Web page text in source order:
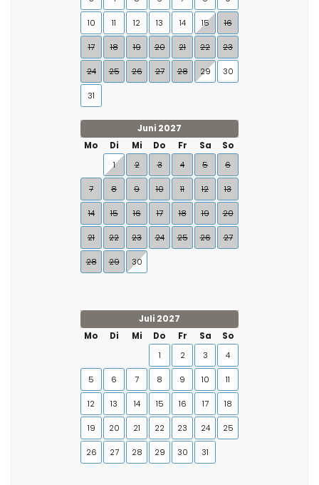
10 11 12 13 14 15 16
17 18 19 20 21 22 23
24 25 26 27 28 29 30
31
Juni 2027
Mo
Di Mi Do Fr Sa
So
1
2 3 4 5 6
7 8 9 10 11 12 13
14 15 16 17 18 19 20
21 22 23 24 25 26 27
28 29 30
Juli 2027
Mo
Di Mi Do Fr Sa
So
1
2 3 4
5 6 7 8 9 10 11
12 13 14 15 16 17 18
19 20 21 22 23 24 25
26 27 28 29 30 31